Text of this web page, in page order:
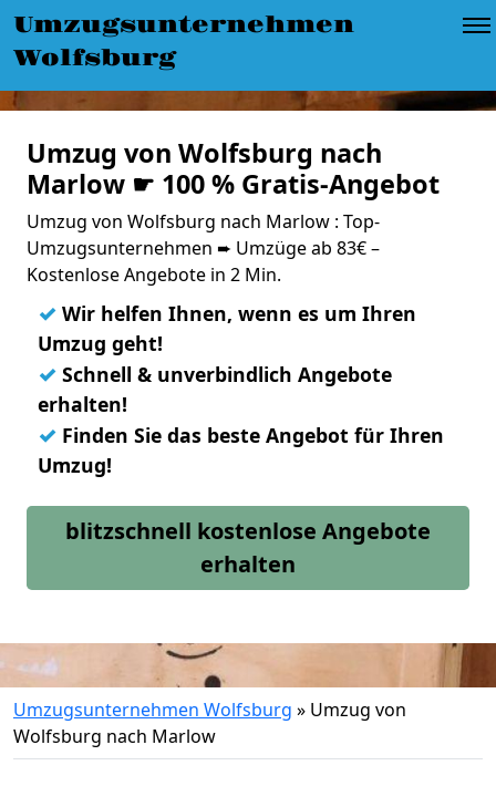
Umzugsunternehmen
Wolfsburg
Umzug von Wolfsburg nach
Marlow ☛ 100 % Gratis-Angebot
Umzug von Wolfsburg nach Marlow : Top-
Umzugsunternehmen ➨ Umzüge ab 83€ –
Kostenlose Angebote in 2 Min.
✓ Wir helfen Ihnen, wenn es um Ihren
Umzug geht!
✓ Schnell & unverbindlich Angebote
erhalten!
✓ Finden Sie das beste Angebot für Ihren
Umzug!
blitzschnell kostenlose Angebote
erhalten
Umzugsunternehmen Wolfsburg » Umzug von
Wolfsburg nach Marlow